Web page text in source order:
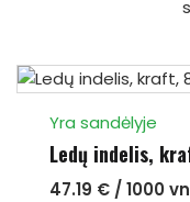
Yra sandėlyje
Ledų indelis,
47.19 € / 1000